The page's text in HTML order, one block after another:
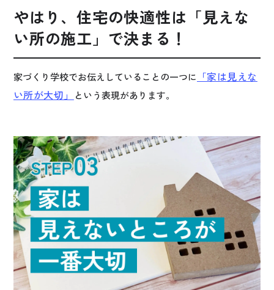
やはり、住宅の快適性は「見えな
い所の施工」で決まる！
家づくり学校でお伝えしていることの一つに 「家は見えな
い所が大切」
という表現があります。